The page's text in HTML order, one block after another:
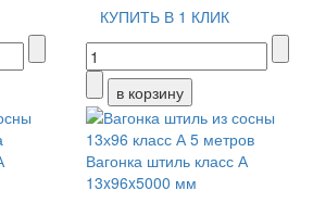
КУПИТЬ В 1 КЛИК
Вагонка штиль класс А
13x96x5000 мм